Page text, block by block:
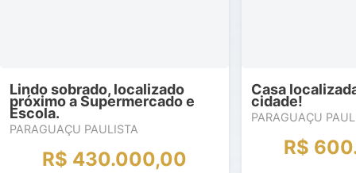
Lindo sobrado, localizado
próximo a Supermercado e
Escola.
PARAGUAÇU PAULISTA
R$ 430.000,00
Casa
cidade!
PARAGUAÇU
R$